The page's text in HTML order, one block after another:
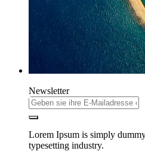
Newsletter
Lorem Ipsum is simply
typesetting industry.